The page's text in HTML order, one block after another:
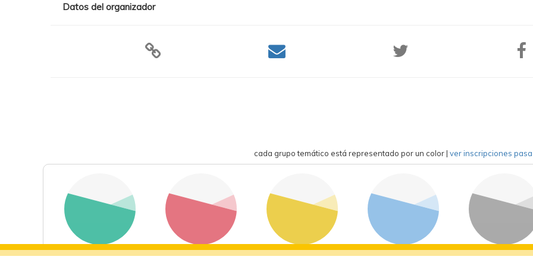
Datos del organizador
cada grupo temático está representado por un color| ver inscripciones
deportes eventos competición formación general